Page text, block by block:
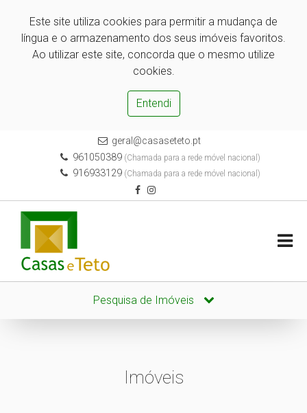
Este site utiliza cookies para permitir a mudança de
língua e o armazenamento dos seus imóveis favoritos.
Ao utilizar este site, concorda que o mesmo utilize
cookies.
Entendi
geral@casaseteto.pt
961050389 (Chamada para a rede móvel nacional)
916933129 (Chamada para a rede móvel nacional)
Pesquisa de Imóveis
Imóveis